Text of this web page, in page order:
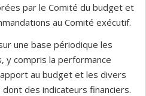
par le Comité du budget et
au Comité exécutif.
une base périodique les
y compris la performance
au budget et les divers
des indicateurs financiers.